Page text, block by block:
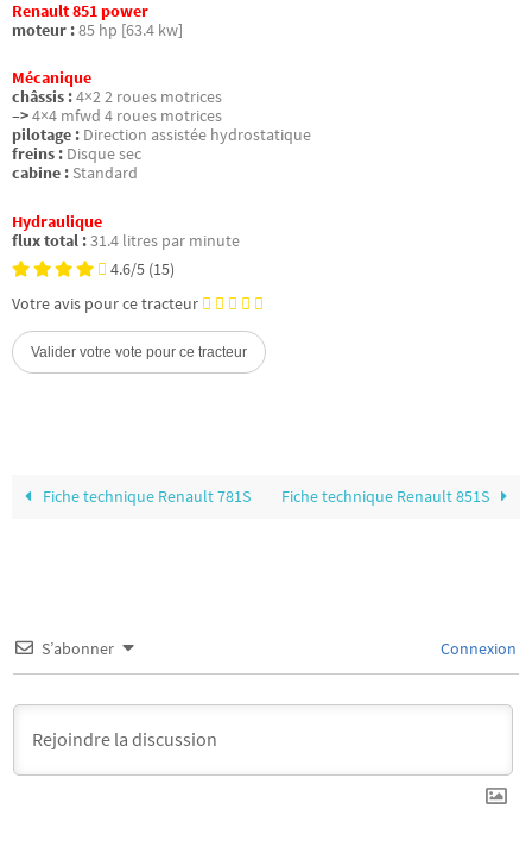
Renault 851 power
moteur :85 hp [63.4 kw]
Mécanique
châssis :4×2 2 roues motrices
–>4×4 mfwd 4 roues motrices
pilotage : Direction assistée hydrostatique
freins : Disque sec
cabine : Standard
Hydraulique
flux total :31.4 litres par minute
4.6/5 (15)
Votre avis pour ce tracteur
Fiche technique Renault 781S Fiche technique Renault 851S
S’abonner Connexion